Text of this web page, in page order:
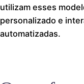
utilizam esses
personalizado e
automatizadas.